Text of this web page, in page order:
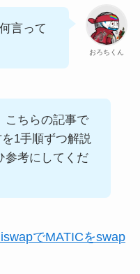
おろちくん
言って
こちらの記事で
1手順ずつ解説
参考にしてくだ
でMATICをswap